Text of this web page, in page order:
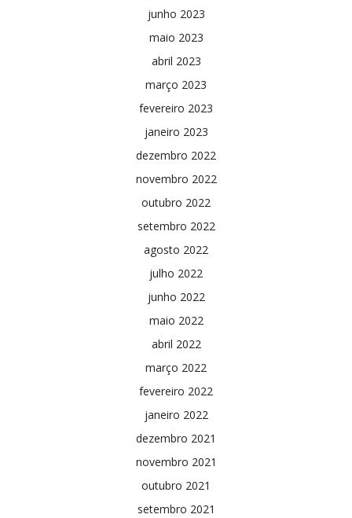
junho 2023
maio 2023
abril 2023
março 2023
fevereiro 2023
janeiro 2023
dezembro 2022
novembro 2022
outubro 2022
setembro 2022
agosto 2022
julho 2022
junho 2022
maio 2022
abril 2022
março 2022
fevereiro 2022
janeiro 2022
dezembro 2021
novembro 2021
outubro 2021
setembro 2021